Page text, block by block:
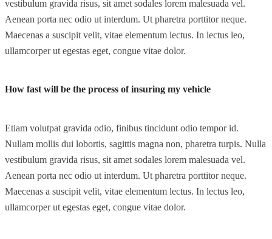
vestibulum gravida risus, sit amet sodales lorem malesuada vel.
Aenean porta nec odio ut interdum. Ut pharetra porttitor neque.
Maecenas a suscipit velit, vitae elementum lectus. In lectus leo,
ullamcorper ut egestas eget, congue vitae dolor.
How fast will be the process of insuring my vehicle
Etiam volutpat gravida odio, finibus tincidunt odio tempor id.
Nullam mollis dui lobortis, sagittis magna non, pharetra turpis. Nulla
vestibulum gravida risus, sit amet sodales lorem malesuada vel.
Aenean porta nec odio ut interdum. Ut pharetra porttitor neque.
Maecenas a suscipit velit, vitae elementum lectus. In lectus leo,
ullamcorper ut egestas eget, congue vitae dolor.